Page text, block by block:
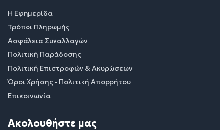
Η Εφημερίδα
Τρόποι Πληρωμής
Ασφάλεια Συναλλαγών
Πολιτική Παράδοσης
Πολιτική Επιστροφών & Ακυρώσεων
Όροι Χρήσης - Πολιτική Απορρήτου
Επικοινωνία
Ακολουθήστε μας